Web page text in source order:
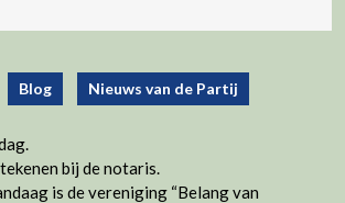
2025
Blog Nieuws van de Partij
bij de notaris.
is de vereniging “Belang van